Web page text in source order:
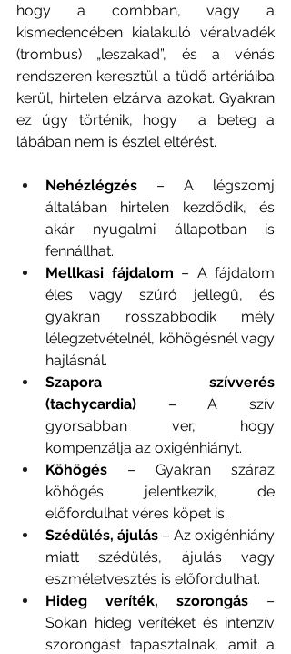
hogy a combban, vagy a
kismedencében kialakuló véralvadék
(trombus) „leszakad”, és a vénás
rendszeren keresztül a tüdő artériáiba
kerül, hirtelen elzárva azokat. Gyakran
ez úgy történik, hogy  a beteg a
lábában nem is észlel eltérést.
Nehézlégzés – A légszomj
általában hirtelen kezdődik, és
akár nyugalmi állapotban is
fennállhat.
Mellkasi fájdalom – A fájdalom
éles vagy szúró jellegű, és
gyakran rosszabbodik mély
lélegzetvételnél, köhögésnél vagy
hajlásnál.
Szapora szívverés
(tachycardia) – A szív
gyorsabban ver, hogy
kompenzálja az oxigénhiányt.
Köhögés – Gyakran száraz
köhögés jelentkezik, de
előfordulhat véres köpet is.
Szédülés, ájulás – Az oxigénhiány
miatt szédülés, ájulás vagy
eszméletvesztés is előfordulhat.
Hideg veríték, szorongás –
Sokan hideg verítéket és intenzív
szorongást tapasztalnak, amit a